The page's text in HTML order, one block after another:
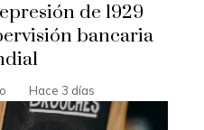
de 1929
bancaria
Hace 3 días